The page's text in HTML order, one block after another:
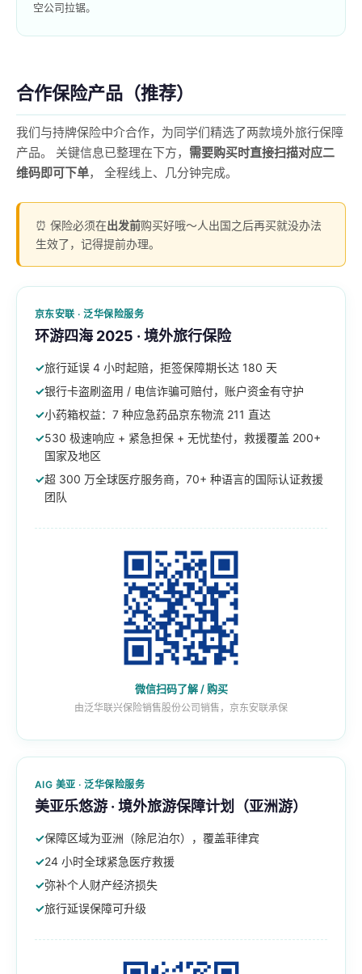
空公司拉锯。
合作保险产品（推荐）
我们与持牌保险中介合作，为同学们精选了两款境外旅行保障
产品。 关键信息已整理在下方， 需要购买时直接扫描对应二
维码即可下单， 全程线上、几分钟完成。
⏰ 保险必须在出发前购买好哦～人出国之后再买就没办法
生效了，记得提前办理。
京东安联 · 泛华保险服务
环游四海 2025 · 境外旅行保险
旅行延误 4 小时起赔，拒签保障期长达 180 天
银行卡盗刷盗用 / 电信诈骗可赔付，账户资金有守护
小药箱权益：7 种应急药品京东物流 211 直达
530 极速响应 + 紧急担保 + 无忧垫付，救援覆盖 200+
国家及地区
超 300 万全球医疗服务商，70+ 种语言的国际认证救援
团队
微信扫码了解 / 购买
由泛华联兴保险销售股份公司销售，京东安联承保
AIG 美亚 · 泛华保险服务
美亚乐悠游 · 境外旅游保障计划（亚洲游）
保障区域为亚洲（除尼泊尔），覆盖菲律宾
24 小时全球紧急医疗救援
弥补个人财产经济损失
旅行延误保障可升级